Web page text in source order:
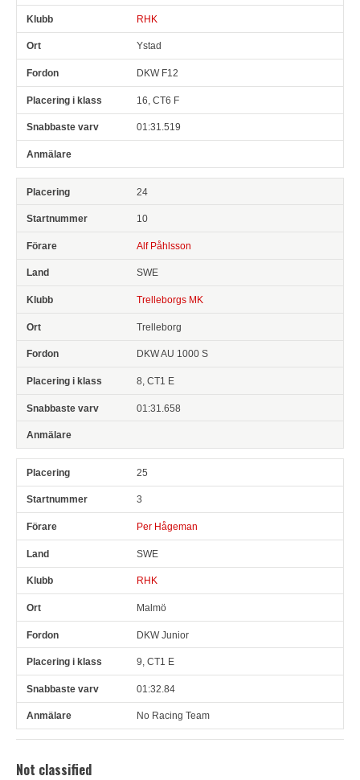
RHK
Ystad
DKW F12
16, CT6 F
01:31.519
24
10
Alf Påhlsson
SWE
Trelleborgs MK
Trelleborg
DKW AU 1000 S
8, CT1 E
01:31.658
25
3
Per Hågeman
SWE
RHK
Malmö
DKW Junior
9, CT1 E
01:32.84
No Racing Team
Not classified